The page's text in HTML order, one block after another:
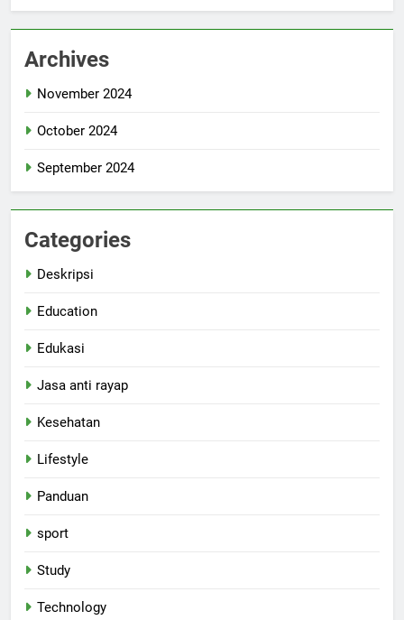
Archives
November 2024
October 2024
September 2024
Categories
Deskripsi
Education
Edukasi
Jasa anti rayap
Kesehatan
Lifestyle
Panduan
sport
Study
Technology